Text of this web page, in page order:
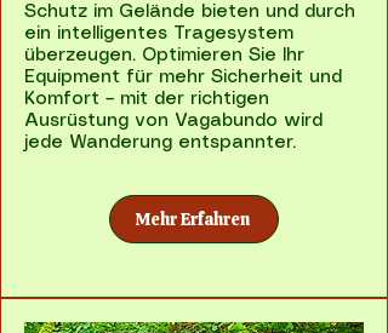
Schutz im Gelände bieten und durch
ein intelligentes Tragesystem
überzeugen. Optimieren Sie Ihr
Equipment für mehr Sicherheit und
Komfort – mit der richtigen
Ausrüstung von Vagabundo wird
jede Wanderung entspannter.
Mehr Erfahren